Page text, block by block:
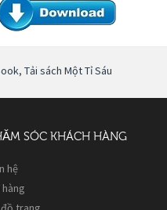
, Tải sách Một Tỉ Sáu
SÓC KHÁCH HÀNG
hệ
hàng